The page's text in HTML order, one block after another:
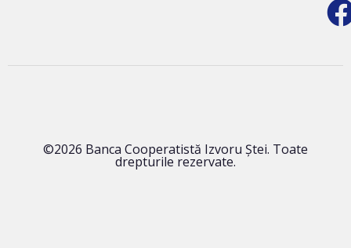
©2026 Banca Cooperatistă Izvoru Ștei. Toate
drepturile rezervate.